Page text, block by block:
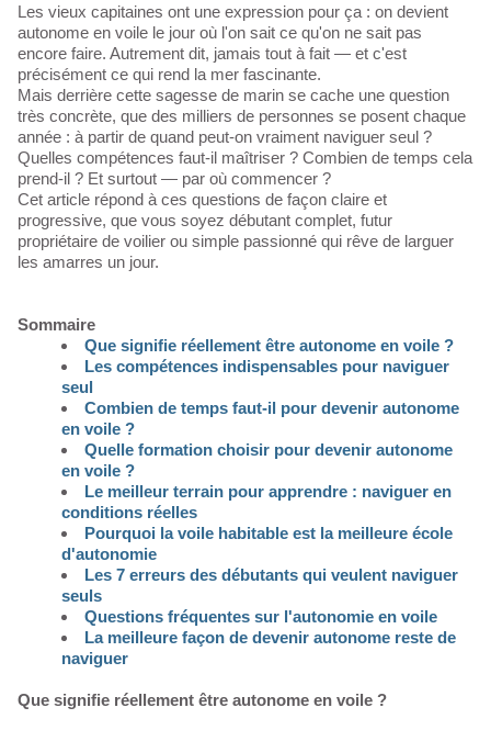
Les vieux capitaines ont une expression pour ça : on devient
autonome en voile le jour où l'on sait ce qu'on ne sait pas
encore faire. Autrement dit, jamais tout à fait — et c'est
précisément ce qui rend la mer fascinante.
Mais derrière cette sagesse de marin se cache une question
très concrète, que des milliers de personnes se posent chaque
année : à partir de quand peut-on vraiment naviguer seul ?
Quelles compétences faut-il maîtriser ? Combien de temps cela
prend-il ? Et surtout — par où commencer ?
Cet article répond à ces questions de façon claire et
progressive, que vous soyez débutant complet, futur
propriétaire de voilier ou simple passionné qui rêve de larguer
les amarres un jour.
Sommaire
Que signifie réellement être autonome en voile ?
Les compétences indispensables pour naviguer
seul
Combien de temps faut-il pour devenir autonome
en voile ?
Quelle formation choisir pour devenir autonome
en voile ?
Le meilleur terrain pour apprendre : naviguer en
conditions réelles
Pourquoi la voile habitable est la meilleure école
d'autonomie
Les 7 erreurs des débutants qui veulent naviguer
seuls
Questions fréquentes sur l'autonomie en voile
La meilleure façon de devenir autonome reste de
naviguer
Que signifie réellement être autonome en voile ?